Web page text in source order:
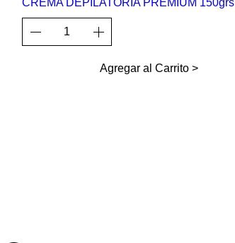
CREMA DEPILATORIA PREMIUM 150grs
Agregar al Carrito >